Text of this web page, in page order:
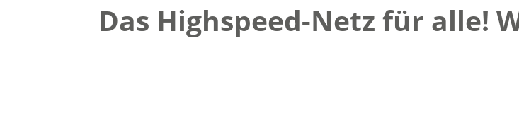
Das Highspeed-Netz für alle!